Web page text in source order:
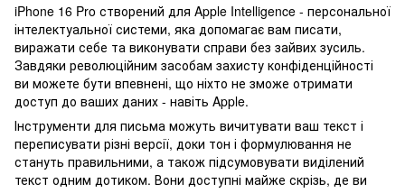
iPhone 16 Pro створений для Apple Intelligence - персональної
інтелектуальної системи, яка допомагає вам писати,
виражати себе та виконувати справи без зайвих зусиль.
Завдяки революційним засобам захисту конфіденційності
ви можете бути впевнені, що ніхто не зможе отримати
доступ до ваших даних - навіть Apple.
Інструменти для письма можуть вичитувати ваш текст і
переписувати різні версії, доки тон і формулювання не
стануть правильними, а також підсумовувати виділений
текст одним дотиком. Вони доступні майже скрізь, де ви